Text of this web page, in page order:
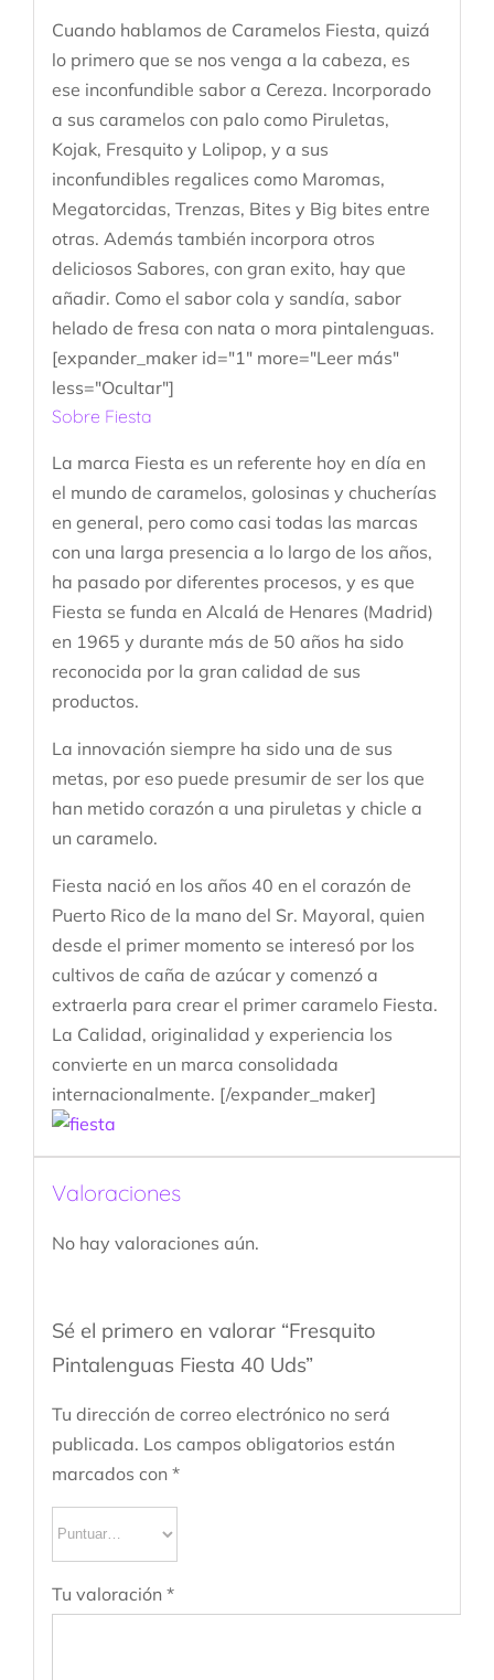
Cuando hablamos de Caramelos Fiesta, quizá
lo primero que se nos venga a la cabeza, es
ese inconfundible sabor a Cereza. Incorporado
a sus caramelos con palo como Piruletas,
Kojak, Fresquito y Lolipop, y a sus
inconfundibles regalices como Maromas,
Megatorcidas, Trenzas, Bites y Big bites entre
otras. Además también incorpora otros
deliciosos Sabores, con gran exito, hay que
añadir. Como el sabor cola y sandía, sabor
helado de fresa con nata o mora pintalenguas.
[expander_maker id="1" more="Leer más"
less="Ocultar"]
Sobre Fiesta
La marca Fiesta es un referente hoy en día en
el mundo de caramelos, golosinas y chucherías
en general, pero como casi todas las marcas
con una larga presencia a lo largo de los años,
ha pasado por diferentes procesos, y es que
Fiesta se funda en Alcalá de Henares (Madrid)
en 1965 y durante más de 50 años ha sido
reconocida por la gran calidad de sus
productos.
La innovación siempre ha sido una de sus
metas, por eso puede presumir de ser los que
han metido corazón a una piruletas y chicle a
un caramelo.
Fiesta nació en los años 40 en el corazón de
Puerto Rico de la mano del Sr. Mayoral, quien
desde el primer momento se interesó por los
cultivos de caña de azúcar y comenzó a
extraerla para crear el primer caramelo Fiesta.
La Calidad, originalidad y experiencia los
convierte en un marca consolidada
internacionalmente. [/expander_maker]
Valoraciones
No hay valoraciones aún.
Sé el primero en valorar “Fresquito
Pintalenguas Fiesta 40 Uds”
Tu dirección de correo electrónico no será
publicada. Los campos obligatorios están
marcados con *
Tu valoración *